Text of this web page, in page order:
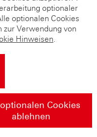
optionaler
optionalen Cookies
Verwendung von
Hinweisen.
Cookies
ablehnen